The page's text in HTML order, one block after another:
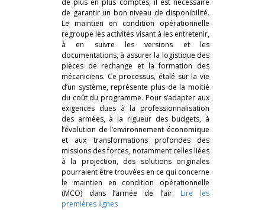
de plus en plus comptés, il est nécessaire
de garantir un bon niveau de disponibilité.
Le maintien en condition opérationnelle
regroupe les activités visant à les entretenir,
à en suivre les versions et les
documentations, à assurer la logistique des
pièces de rechange et la formation des
mécaniciens. Ce processus, étalé sur la vie
d’un système, représente plus de la moitié
du coût du programme. Pour s’adapter aux
exigences dues à la professionnalisation
des armées, à la rigueur des budgets, à
l’évolution de l’environnement économique
et aux transformations profondes des
missions des forces, notamment celles liées
à la projection, des solutions originales
pourraient être trouvées en ce qui concerne
le maintien en condition opérationnelle
(MCO) dans l’armée de l’air. Lire les
premières lignes